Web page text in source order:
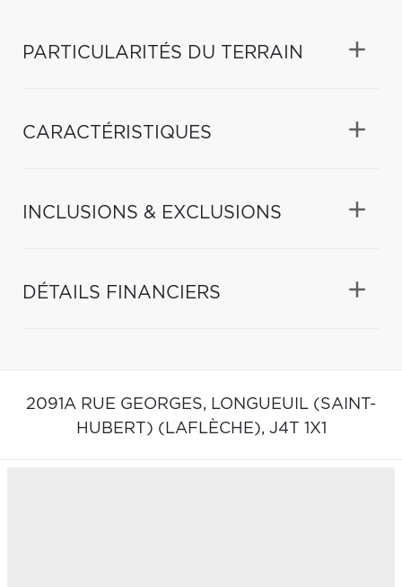
PARTICULARITÉS DU TERRAIN
CARACTÉRISTIQUES
INCLUSIONS & EXCLUSIONS
DÉTAILS FINANCIERS
2091A RUE GEORGES, LONGUEUIL (SAINT-
HUBERT) (LAFLÈCHE), J4T 1X1